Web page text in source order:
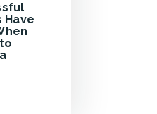
Have